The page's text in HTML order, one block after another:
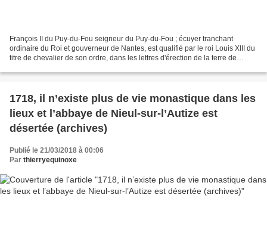
François II du Puy-du-Fou seigneur du Puy-du-Fou ; écuyer tranchant
ordinaire du Roi et gouverneur de Nantes, est qualifié par le roi Louis XIII du
titre de chevalier de son ordre, dans les lettres d'érection de la terre de
1718, il n’existe plus de vie monastique dans les
lieux et l’abbaye de Nieul-sur-l’Autize est
désertée (archives)
Publié le 21/03/2018 à 00:06
Par thierryequinoxe